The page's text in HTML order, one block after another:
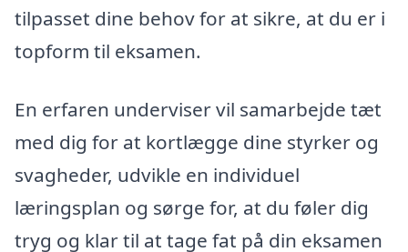
tilpasset dine behov for at sikre, at du er i
topform til eksamen.
En erfaren underviser vil samarbejde tæt
med dig for at kortlægge dine styrker og
svagheder, udvikle en individuel
læringsplan og sørge for, at du føler dig
tryg og klar til at tage fat på din eksamen